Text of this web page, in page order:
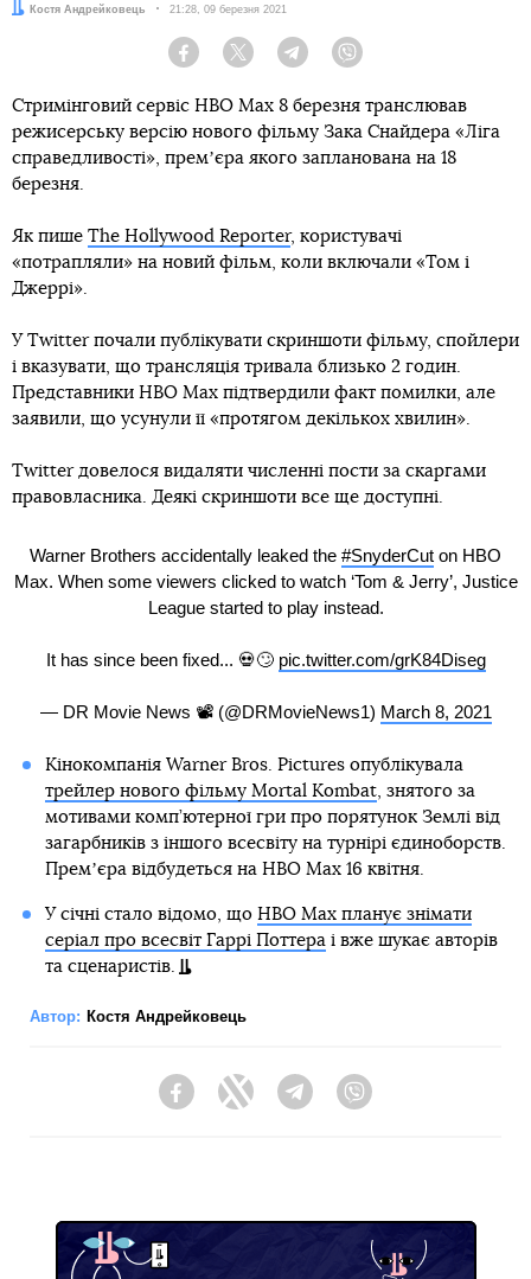
Автор:Костя Андрейковець Дата:
21:28, 09 березня 2021
Facebook Twitter Telegram
Стримінговий сервіс HBO Max 8 березня транслював
режисерську версію нового фільму Зака Снайдера «Ліга
справедливості», премʼєра якого запланована на 18
березня.
Як пише The Hollywood Reporter, користувачі
«потрапляли» на новий фільм, коли включали «Том і
Джеррі».
У Twitter почали публікувати скриншоти фільму, спойлери
і вказувати, що трансляція тривала близько 2 годин.
Представники HBO Max підтвердили факт помилки, але
заявили, що усунули її «протягом декількох хвилин».
Twitter довелося видаляти численні пости за скаргами
правовласника. Деякі скриншоти все ще доступні.
Warner Brothers accidentally leaked the #SnyderCut on HBO
Max. When some viewers clicked to watch ‘Tom & Jerry’, Justice
League started to play instead.
It has since been fixed... 💀🙄 pic.twitter.com/grK84Diseg
— DR Movie News 📽 (@DRMovieNews1) March 8, 2021
Кінокомпанія Warner Bros. Pictures опублікувала
трейлер нового фільму Mortal Kombat, знятого за
мотивами комп’ютерної гри про порятунок Землі від
загарбників з іншого всесвіту на турнірі єдиноборств.
Премʼєра відбудеться на HBO Max 16 квітня.
У січні стало відомо, що HBO Max планує знімати
серіал про всесвіт Гаррі Поттера і вже шукає авторів
та сценаристів.
Автор: Костя Андрейковець
FacebookTwitter Telegram